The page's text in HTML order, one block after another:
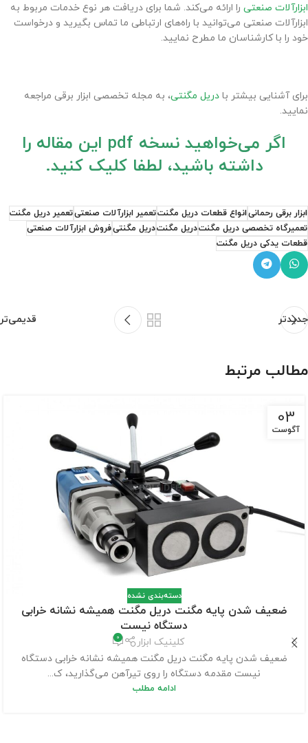
ابزارآلات صنعتی را ارائه می‌کند. شما برای دریافت هر نوع خدمات مربوط به
ابزارآلات صنعتی می‌توانید با راه‌های ارتباطی ما تماس بگیرید و درخواست
خود را با کارشناسان ما مطرح نمایید.
برای آشنایی بیشتر با دریل مگنتی، به مجله تخصصی ابزار برقی مراجعه
نمایید.
اگر می‌خواهید نسخه pdf این مقاله را
داشته باشید، لطفا کلیک کنید.
ابزار برقی رحمانیانواع قطعات دریل مگنتتعمیر ابزارآلات صنعتیتعمیر دریل مگنت
تعمیرگاه تخصصی دریل مگنتدریل مگنتدریل مگنتیفروش ابزارآلات صنعتی
قطعات یدکی دریل مگنت
جدیدتر قدیمی‌تر
مطالب مرتبط
03
آگوست
دسته‌بندی نشده
ضعیف شدن پایه مگنت دریل مگنت همیشه نشانه خرابی
دستگاه نیست
کلینیک ابزار 0
ضعیف شدن پایه مگنت دریل مگنت همیشه نشانه خرابی دستگاه
نیست مقدمه دستگاه را روی تیرآهن می‌گذارید، ک...
ادامه مطلب